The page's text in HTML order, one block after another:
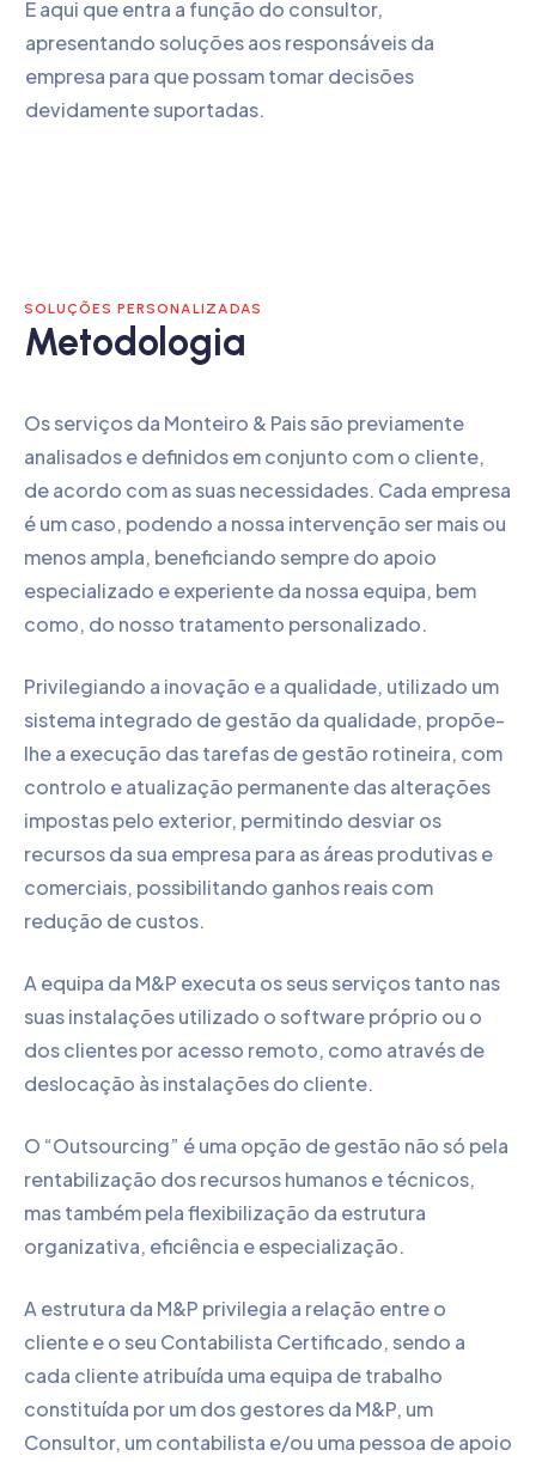
É aqui que entra a função do consultor,
apresentando soluções aos responsáveis da
empresa para que possam tomar decisões
devidamente suportadas.
SOLUÇÕES PERSONALIZADAS
Metodologia
Os serviços da Monteiro & Pais são previamente
analisados e definidos em conjunto com o cliente,
de acordo com as suas necessidades. Cada empresa
é um caso, podendo a nossa intervenção ser mais ou
menos ampla, beneficiando sempre do apoio
especializado e experiente da nossa equipa, bem
como, do nosso tratamento personalizado.
Privilegiando a inovação e a qualidade, utilizado um
sistema integrado de gestão da qualidade, propõe-
lhe a execução das tarefas de gestão rotineira, com
controlo e atualização permanente das alterações
impostas pelo exterior, permitindo desviar os
recursos da sua empresa para as áreas produtivas e
comerciais, possibilitando ganhos reais com
redução de custos.
A equipa da M&P executa os seus serviços tanto nas
suas instalações utilizado o software próprio ou o
dos clientes por acesso remoto, como através de
deslocação às instalações do cliente.
O “Outsourcing” é uma opção de gestão não só pela
rentabilização dos recursos humanos e técnicos,
mas também pela flexibilização da estrutura
organizativa, eficiência e especialização.
A estrutura da M&P privilegia a relação entre o
cliente e o seu Contabilista Certificado, sendo a
cada cliente atribuída uma equipa de trabalho
constituída por um dos gestores da M&P, um
Consultor, um contabilista e/ou uma pessoa de apoio